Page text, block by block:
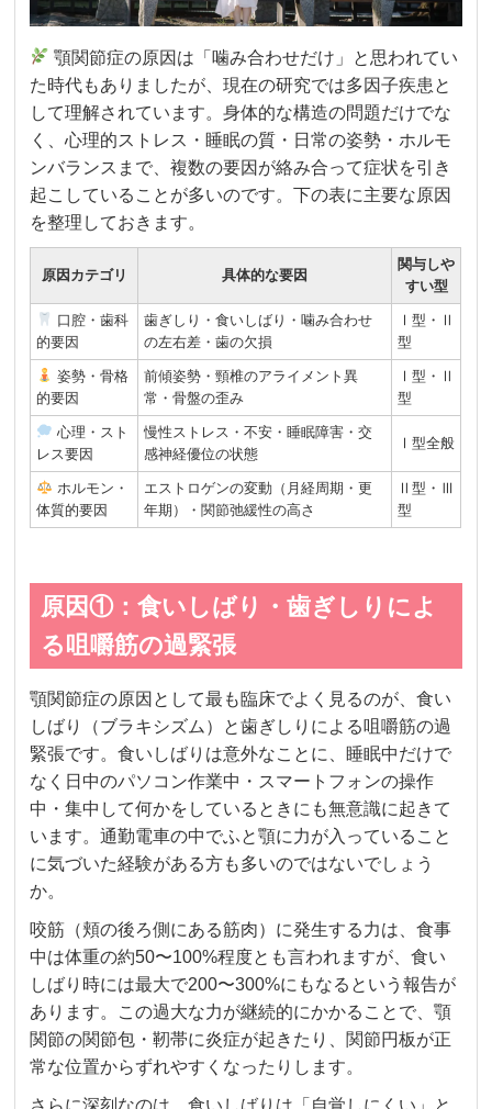
顎関節症の原因は「噛み合わせだけ」と思われてい
た時代もありましたが、現在の研究では多因子疾患と
して理解されています。身体的な構造の問題だけでな
く、心理的ストレス・睡眠の質・日常の姿勢・ホルモ
ンバランスまで、複数の要因が絡み合って症状を引き
起こしていることが多いのです。下の表に主要な原因
を整理しておきます。
原因カテゴリ 具体的な要因
関与しや
すい型
口腔・歯科
的要因
歯ぎしり・食いしばり・噛み合わせ
の左右差・歯の欠損
Ⅰ型・Ⅱ
型
姿勢・骨格
的要因
前傾姿勢・頸椎のアライメント異
常・骨盤の歪み
Ⅰ型・Ⅱ
型
心理・スト
レス要因
慢性ストレス・不安・睡眠障害・交
感神経優位の状態
Ⅰ型全般
ホルモン・
体質的要因
エストロゲンの変動（月経周期・更
年期）・関節弛緩性の高さ
Ⅱ型・Ⅲ
型
原因①：食いしばり・歯ぎしりによ
る咀嚼筋の過緊張
顎関節症の原因として最も臨床でよく見るのが、食い
しばり（ブラキシズム）と歯ぎしりによる咀嚼筋の過
緊張です。食いしばりは意外なことに、睡眠中だけで
なく日中のパソコン作業中・スマートフォンの操作
中・集中して何かをしているときにも無意識に起きて
います。通勤電車の中でふと顎に力が入っていること
に気づいた経験がある方も多いのではないでしょう
か。
咬筋（頬の後ろ側にある筋肉）に発生する力は、食事
中は体重の約50〜100%程度とも言われますが、食い
しばり時には最大で200〜300%にもなるという報告が
あります。この過大な力が継続的にかかることで、顎
関節の関節包・靭帯に炎症が起きたり、関節円板が正
常な位置からずれやすくなったりします。
さらに深刻なのは、食いしばりは「自覚しにくい」と